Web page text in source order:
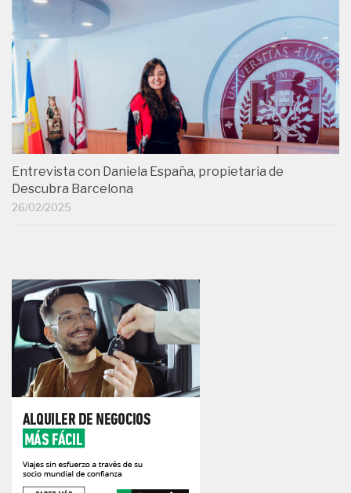
Entrevista con Daniela España, propietaria de
Descubra Barcelona
26/02/2025